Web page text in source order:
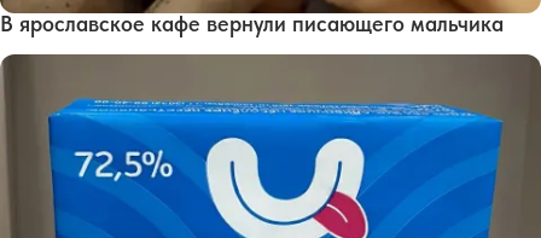
В ярославское кафе вернули писающего мальчика